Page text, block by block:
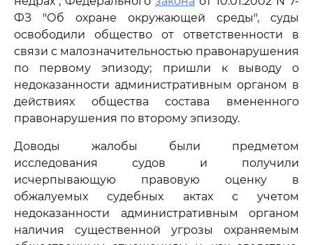
ФЗ "Об охране окружающей среды", суды
освободили общество от ответственности в
связи с малозначительностью правонарушения
по первому эпизоду; пришли к выводу о
недоказанности административным органом в
действиях общества состава вмененного
правонарушения по второму эпизоду.
Доводы жалобы были предметом
исследования судов и получили
исчерпывающую правовую оценку в
обжалуемых судебных актах с учетом
недоказанности административным органом
наличия существенной угрозы охраняемым